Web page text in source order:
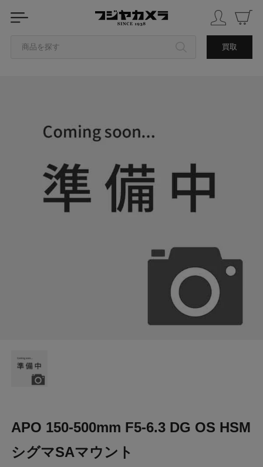
商品を探す 買取
APO 150-500mm F5-6.3 DG OS HSM
シグマSAマウント